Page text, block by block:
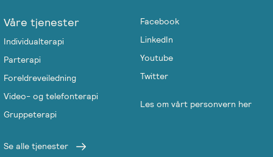
Våre tjenester
Individualterapi
Parterapi
Foreldreveiledning
Video- og telefonterapi
Gruppeterapi
Se alle tjenester
Facebook
LinkedIn
Youtube
Twitter
Les om vårt personvern her